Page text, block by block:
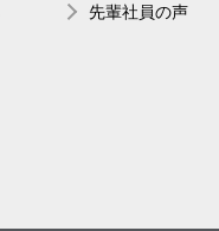
先輩社員の声